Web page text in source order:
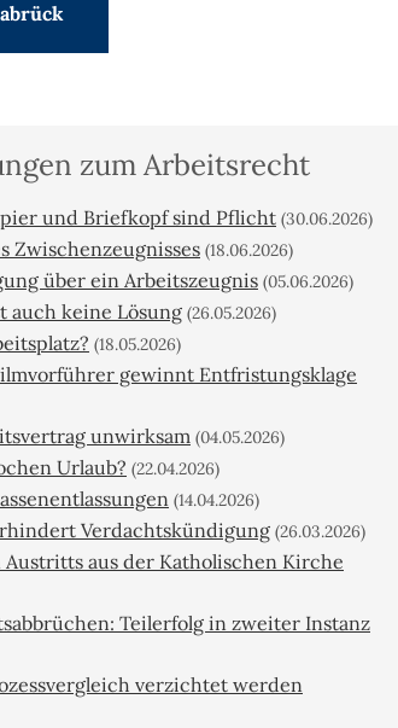
zum Arbeitsrecht
und Briefkopf sind Pflicht (30.06.2026)
Zwischenzeugnisses (18.06.2026)
über ein Arbeitszeugnis (05.06.2026)
auch keine Lösung (26.05.2026)
(18.05.2026)
gewinnt Entfristungsklage
unwirksam (04.05.2026)
Urlaub? (22.04.2026)
(14.04.2026)
Verdachtskündigung (26.03.2026)
aus der Katholischen Kirche
Teilerfolg in zweiter Instanz
verzichtet werden